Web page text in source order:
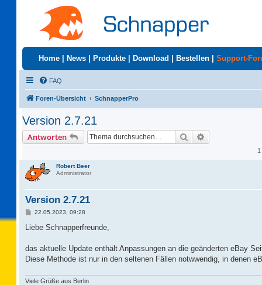
Home News Produkte Download Bestellen Support-
FAQ
Foren-Übersicht SchnapperPro
Version 2.7.21
Antworten Suche
Robert Beer
Administrator
Version 2.7.21
B
i
a
22.05.2023, 09:28
Liebe Schnapperfreunde,
das aktuelle Update enthält Anpassungen an die geänderten eBay
Diese Methode ist nur in den seltenen Fällen notwwendig, in denen
Viele Grüße aus Berlin